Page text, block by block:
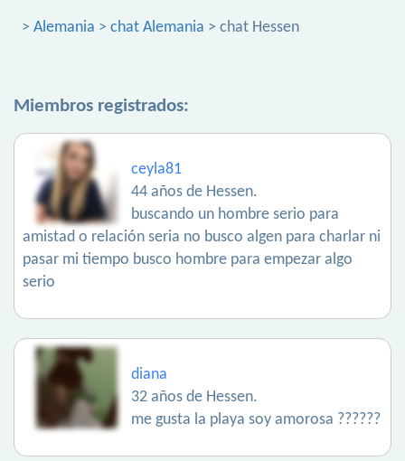
> Alemania > chat Alemania > chat Hessen
Miembros registrados:
ceyla81
44 años de Hessen.
buscando un hombre serio para
amistad o relación seria no busco algen para charlar ni
pasar mi tiempo busco hombre para empezar algo
serio
diana
32 años de Hessen.
me gusta la playa soy amorosa ??????